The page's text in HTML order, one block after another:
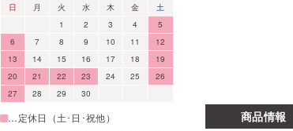
商品情報
日
月 火 水 木 金
土
1
2 3 4
5
6
7 8 9 10 11
12
13
14 15 16 17 18
19
20
21 22 23 24 25
26
27
28 29 30
…定休日（土･日･祝他）